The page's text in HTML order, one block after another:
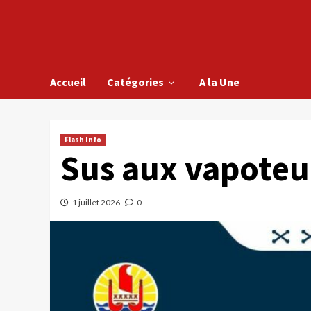
Accueil Catégories A la Une
Flash Info
Sus aux
1 juillet 2026 0